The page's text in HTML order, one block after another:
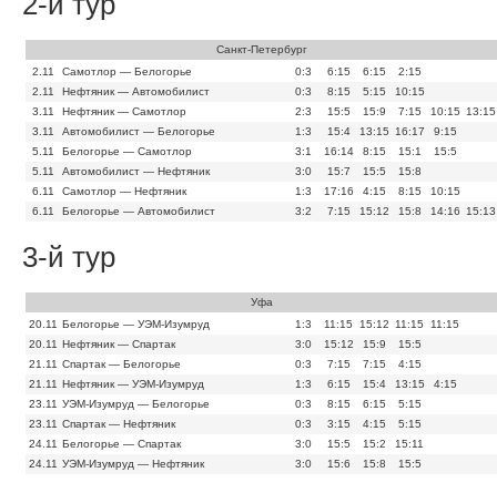
Санкт-Петербург
2.11
Самотлор — Белогорье 0:3 6:15 6:15
2:15
2.11
Нефтяник — Автомобилист 0:3 8:15 5:15
10:15
3.11
Нефтяник — Самотлор 2:3 15:5 15:9 7:15 10:15
13:15
3.11
Автомобилист — Белогорье 1:3 15:4 13:15 16:17
9:15
5.11
Белогорье — Самотлор 3:1 16:14 8:15 15:1
15:5
5.11
Автомобилист — Нефтяник 3:0 15:7 15:5
15:8
6.11
Самотлор — Нефтяник 1:3 17:16 4:15 8:15
10:15
6.11
Белогорье — Автомобилист 3:2 7:15 15:12 15:8 14:16 15:13
3-й тур
Уфа
20.11 Белогорье — УЭМ-Изумруд 1:3 11:15 15:12 11:15
11:15
20.11 Нефтяник — Спартак 3:0 15:12 15:9
15:5
21.11 Спартак — Белогорье 0:3 7:15 7:15
4:15
21.11 Нефтяник — УЭМ-Изумруд 1:3 6:15 15:4 13:15
4:15
23.11 УЭМ-Изумруд — Белогорье 0:3 8:15 6:15
5:15
23.11 Спартак — Нефтяник 0:3 3:15 4:15
5:15
24.11 Белогорье — Спартак 3:0 15:5 15:2
15:11
24.11 УЭМ-Изумруд — Нефтяник 3:0 15:6 15:8 15:5